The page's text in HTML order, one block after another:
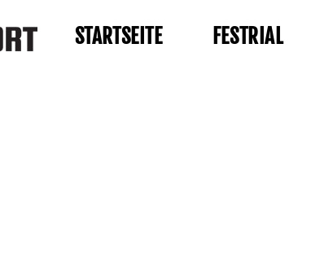
STARTSEITE FESTRIAL